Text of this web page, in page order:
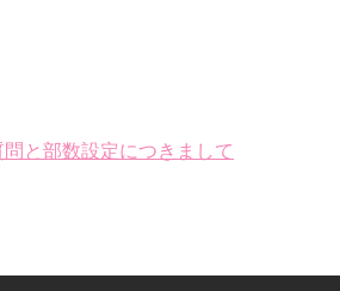
と部数設定につきまして